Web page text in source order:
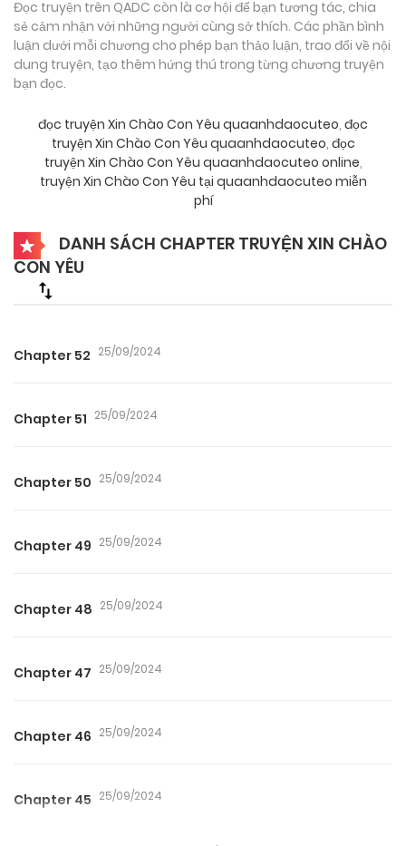
Đọc truyện trên QADC còn là cơ hội để bạn tương tác, chia
sẻ cảm nhận với những người cùng sở thích. Các phần bình
luận dưới mỗi chương cho phép bạn thảo luận, trao đổi về nội
dung truyện, tạo thêm hứng thú trong từng chương truyện
bạn đọc.
đọc truyện Xin Chào Con Yêu quaanhdaocuteo, đọc
truyện Xin Chào Con Yêu quaanhdaocuteo, đọc
truyện Xin Chào Con Yêu quaanhdaocuteo online,
truyện Xin Chào Con Yêu tại quaanhdaocuteo miễn
phí
DANH SÁCH CHAPTER TRUYỆN XIN CHÀO
CON YÊU
Chapter 52 25/09/2024
Chapter 51 25/09/2024
Chapter 50 25/09/2024
Chapter 49 25/09/2024
Chapter 48 25/09/2024
Chapter 47 25/09/2024
Chapter 46 25/09/2024
Chapter 45 25/09/2024